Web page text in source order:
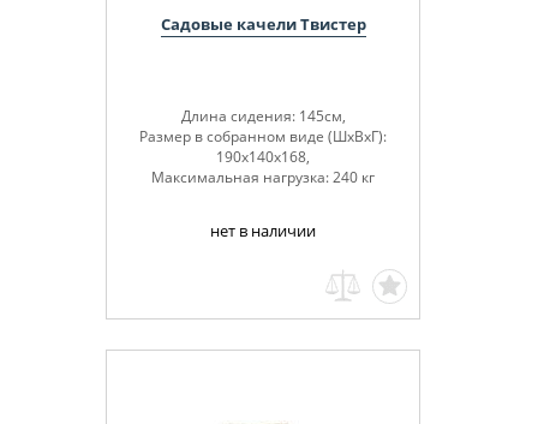
Садовые качели Твистер
Длина сидения: 145см,
Размер в собранном виде (ШхВхГ):
190х140х168,
Максимальная нагрузка: 240 кг
нет в наличии